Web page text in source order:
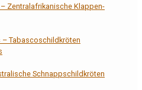
Zentralafrikanische Klappen-
– Tabascoschildkröten
Schnappschildkröten